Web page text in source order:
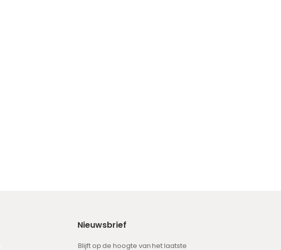
Nieuwsbrief
Blijft op de hoogte van het laatste